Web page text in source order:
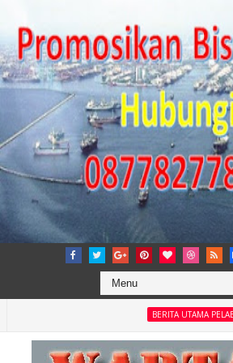
BERITA UTAMA PELABUHAN
4: Pelindo Jasa Maritim Dengar